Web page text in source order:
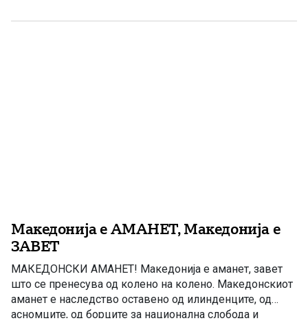
СИНОД,ПО ПОВОД ИЛИНДЕНСКИТЕ
Македонија е АМАНЕТ, Македонија е
ЗАВЕТ
МАКЕДОНСКИ АМАНЕТ! Македонија е аманет, завет
што се пренесува од колено на колено. Македонскиот
аманет е наследство оставено од илинденците, од
асномците, од борците за национална слобода и